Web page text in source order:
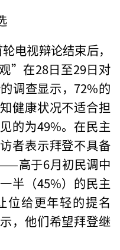
电视辩论结束后，
”在28日至29日对
调查显示，72%的
健康状况不适合担
的为49%。在民主
者表示拜登不具备
高于6月初民调中
半（45%）的民主
位给更年轻的提名
，他们希望拜登继